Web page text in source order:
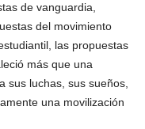
de vanguardia,
del movimiento
las propuestas
más que una
sus luchas, sus sueños,
una movilización